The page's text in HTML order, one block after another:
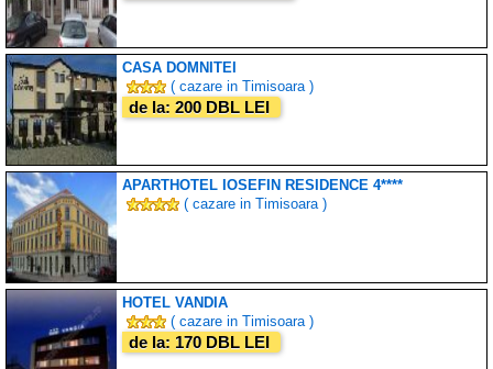
CASA DOMNITEI
( cazare in Timisoara )
de la: 200 DBL LEI
APARTHOTEL IOSEFIN RESIDENCE 4****
( cazare in Timisoara )
HOTEL VANDIA
( cazare in Timisoara )
de la: 170 DBL LEI